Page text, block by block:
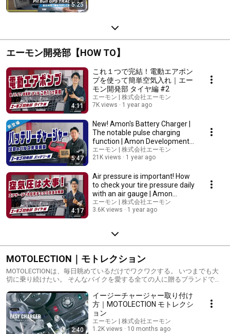
5:25
エーモン開発部【HOW TO】
4:11
これ１つで完結！電動エアポン
プを使って簡単空気入れ｜エー
モン開発部 タイヤ編 #2
エーモン | 株式会社エーモン
7K views
1 year ago
5:47
New! Amon's Battery Charger |
The notable pulse charging
function | Amon Development
Department B...
エーモン | 株式会社エーモン
21K views
1 year ago
4:17
Air pressure is important! How
to check your tire pressure daily
with an air gauge | Amon
Develop...
エーモン | 株式会社エーモン
3.6K views
1 year ago
MOTOLECTION｜モトレクション
MOTOLECTIONは、毎日眺めているだけでワクワクする。 いつまでも大
切に乗り続けたい。 そんなバイクを愛する全ての人に贈るブランドで
2:40
イージーチャージャー取り付け
方｜MOTOLECTION モトレクシ
ョン
エーモン | 株式会社エーモン
1.2K views
10 months ago